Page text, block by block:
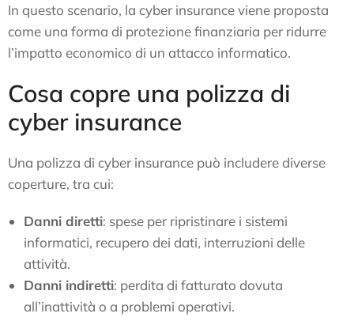
In questo scenario, la cyber insurance viene proposta
come una forma di protezione finanziaria per ridurre
l’impatto economico di un attacco informatico.
Cosa copre una polizza di
cyber insurance
Una polizza di cyber insurance può includere diverse
coperture, tra cui:
Danni diretti: spese per ripristinare i sistemi
informatici, recupero dei dati, interruzioni delle
attività.
Danni indiretti: perdita di fatturato dovuta
all’inattività o a problemi operativi.